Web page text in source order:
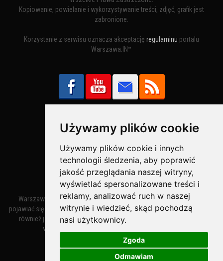
Używamy plików cookie
Używamy plików cookie i innych
technologii śledzenia, aby poprawić
jakość przeglądania naszej witryny,
wyświetlać spersonalizowane treści i
reklamy, analizować ruch w naszej
witrynie i wiedzieć, skąd pochodzą
nasi użytkownicy.
Zgoda
Odmawiam
Kopiowanie, powielanie i wykorzystywanie treści, zdjęć, grafik jest
zabronione.
Korzystanie z serwisu oznacza akceptację regulaminu portalu
Warszawa.IN™
Bezpieczne Płatności obsługuje:
Warszawa – miasto stołeczne Warszawa. Nazwa miasta zaczęła
pojawiać się w dokumentach w XIV wieku jako Warszewa, a od XV wieku
również jako Warszowa. Zmiana nazwy na Warszawa w XV wieku
wynikała z mazowieckiej wymowy dialektycznej.